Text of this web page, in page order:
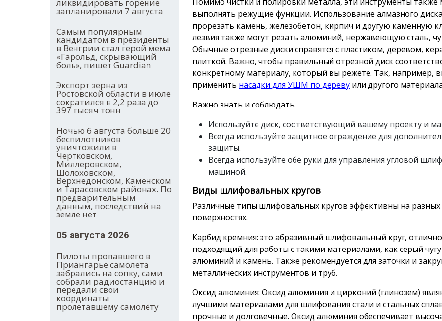
ликвидировать горение
запланировали 7 августа
Самым популярным
кандидатом в президенты
в Венгрии стал герой мема
«Гарольд, скрывающий
боль», пишет Guardian
Экспорт зерна из
Ростовской области в июле
сократился в 2,2 раза до
397 тысяч тонн
Ночью 6 августа больше 20
беспилотников
уничтожили в
Чертковском,
Миллеровском,
Шолоховском,
Верхнедонском, Каменском
и Тарасовском районах. По
предварительным
данным, последствий на
земле нет
05 августа 2026
Пилоты пропавшего в
Приангарье самолета
забрались на сопку, сами
собрали радиостанцию и
передали свои
координаты
пролетавшему самолёту
выполнять режущие функции. Использование алмазного
прорезать камень, железобетон, кирпич и другую каменную
лезвия также могут резать алюминий, нержавеющую сталь,
Обычные отрезные диски справятся с пластиком, деревом,
плиткой. Важно, чтобы правильный отрезной диск
конкретному материалу, который вы режете. Так, например,
применить насадки для УШМ по дереву или другого
Важно знать и соблюдать
Используйте диск, соответствующий вашему проекту и
Всегда используйте защитное ограждение для
защиты.
Всегда используйте обе руки для управления угловой
машиной.
Виды шлифовальных кругов
Различные типы шлифовальных кругов эффективны на разных
поверхностях.
Карбид кремния: это абразивный шлифовальный круг, отлично
подходящий для работы с такими материалами, как серый
алюминий и камень. Также рекомендуется для заточки и
металлических инструментов и труб.
Оксид алюминия: Оксид алюминия и цирконий (глинозем)
лучшими материалами для шлифования стали и стальных
прочные и долговечные. Оксид алюминия обеспечивает